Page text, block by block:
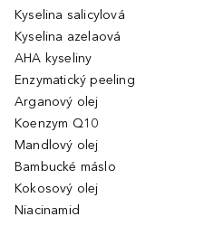
Kyselina salicylová
Kyselina azelaová
AHA kyseliny
Enzymatický peeling
Arganový olej
Koenzym Q10
Mandlový olej
Bambucké máslo
Kokosový olej
Niacinamid